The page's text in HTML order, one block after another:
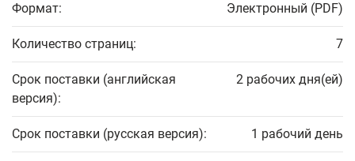
Формат: Электронный (PDF)
Количество страниц: 7
Срок поставки (английская
версия):
2 рабочих дня(ей)
Срок поставки (русская версия): 1 рабочий день